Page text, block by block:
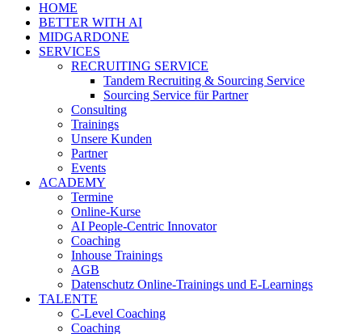
HOME
BETTER WITH AI
MIDGARDONE
SERVICES
RECRUITING SERVICE
Tandem Recruiting & Sourcing Service
Sourcing Service für Partner
Consulting
Trainings
Unsere Kunden
Partner
Events
ACADEMY
Termine
Online-Kurse
AI People-Centric Innovator
Coaching
Inhouse Trainings
AGB
Datenschutz Online-Trainings und E-Learnings
TALENTE
C-Level Coaching
Coaching